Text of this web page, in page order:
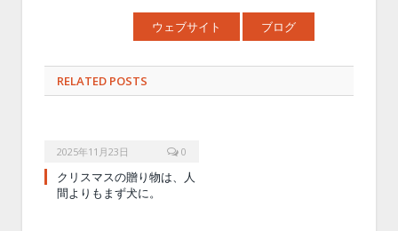
ウェブサイト ブログ
RELATED POSTS
2025年11月23日 0
クリスマスの贈り物は、人
間よりもまず犬に。